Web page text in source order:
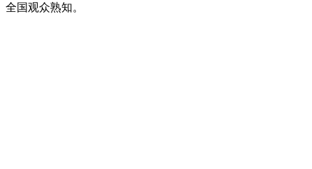
全国观众熟知。